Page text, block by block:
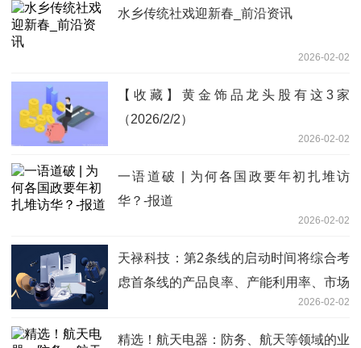
水乡传统社戏迎新春_前沿资讯
2026-02-02
【收藏】黄金饰品龙头股有这3家
（2026/2/2）
2026-02-02
一语道破 | 为何各国政要年初扎堆访
华？-报道
2026-02-02
天禄科技：第2条线的启动时间将综合考
虑首条线的产品良率、产能利用率、市场
2026-02-02
精选！航天电器：防务、航天等领域的业